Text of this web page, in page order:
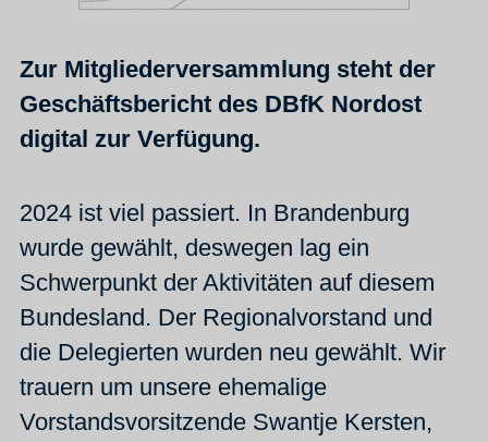
Zur Mitgliederversammlung steht der
Geschäftsbericht des DBfK Nordost
digital zur Verfügung.
2024 ist viel passiert. In Brandenburg
wurde gewählt, deswegen lag ein
Schwerpunkt der Aktivitäten auf diesem
Bundesland. Der Regionalvorstand und
die Delegierten wurden neu gewählt. Wir
trauern um unsere ehemalige
Vorstandsvorsitzende Swantje Kersten,